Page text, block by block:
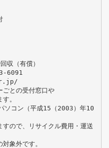
収（有償）
6091
ごとの受付窓口や
。
ソコン（平成15（2003）年10
ので、リサイクル費用・運送
象外です。